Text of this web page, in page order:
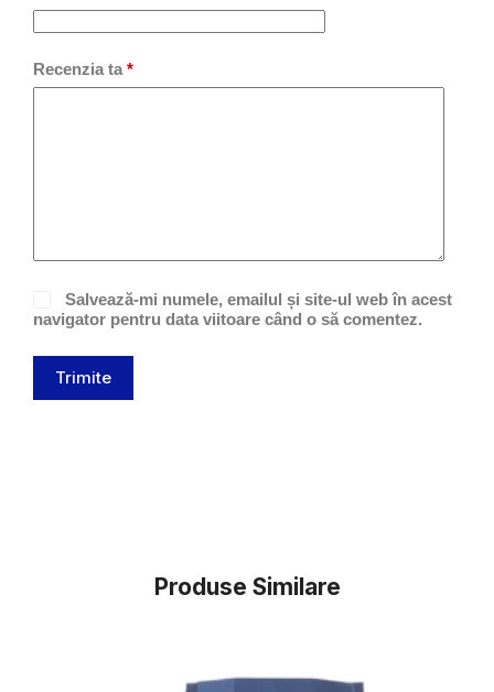
Recenzia ta *
Salvează-mi numele, emailul și site-ul web în acest
navigator pentru data viitoare când o să comentez.
Trimite
Produse Similare